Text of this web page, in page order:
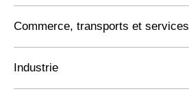
Commerce, transports et services
Industrie